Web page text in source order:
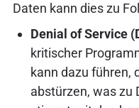
Daten kann dies zu
Denial of Service
kritischer
kann dazu führen,
abstürzen, was zu